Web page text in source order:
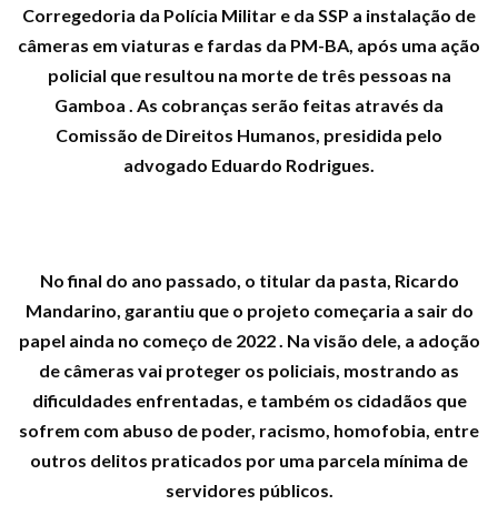
Corregedoria da Polícia Militar e da SSP a instalação de
câmeras em viaturas e fardas da PM-BA, após uma ação
policial que resultou na morte de três pessoas na
Gamboa . As cobranças serão feitas através da
Comissão de Direitos Humanos, presidida pelo
advogado Eduardo Rodrigues.
No final do ano passado, o titular da pasta, Ricardo
Mandarino, garantiu que o projeto começaria a sair do
papel ainda no começo de 2022 . Na visão dele, a adoção
de câmeras vai proteger os policiais, mostrando as
dificuldades enfrentadas, e também os cidadãos que
sofrem com abuso de poder, racismo, homofobia, entre
outros delitos praticados por uma parcela mínima de
servidores públicos.